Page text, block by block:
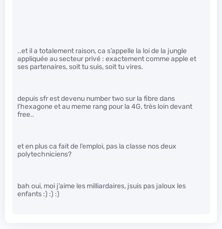
..et il a totalement raison, ca s’appelle la loi de la jungle
appliquée au secteur privé : exactement comme apple et
ses partenaires, soit tu suis, soit tu vires.
depuis sfr est devenu number two sur la fibre dans
l’hexagone et au meme rang pour la 4G, très loin devant
free..
et en plus ca fait de l’emploi, pas la classe nos deux
polytechniciens?
bah oui, moi j’aime les milliardaires, jsuis pas jaloux les
enfants :) :) :)